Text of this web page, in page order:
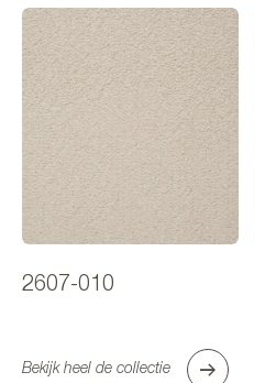
2607-010
Bekijk heel de collectie